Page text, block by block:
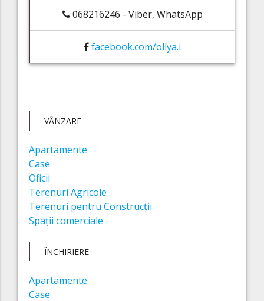
068216246 - Viber, WhatsApp
facebook.com/ollya.i
VÂNZARE
Apartamente
Case
Oficii
Terenuri Agricole
Terenuri pentru Construcții
Spații comerciale
ÎNCHIRIERE
Apartamente
Case